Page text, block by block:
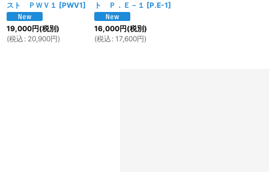
スト ＰＷＶ１ [PWV1]
19,000円(税別)
(税込 : 20,900円)
ト Ｐ．Ｅ－１ [P.E-1]
16,000円(税別)
(税込 : 17,600円)